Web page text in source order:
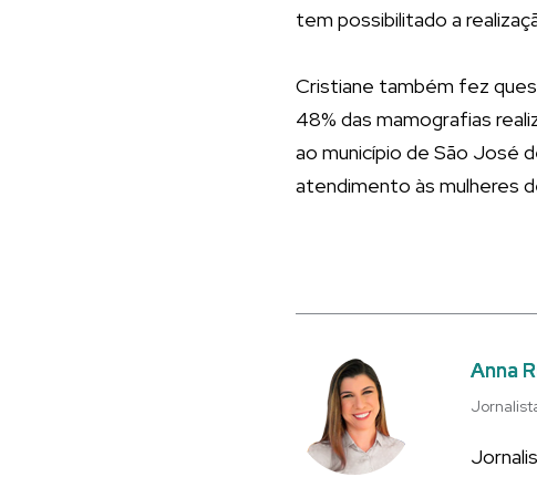
tem possibilitado a
Cristiane também fez
48% das mamografias
ao município de São José
atendimento às mulheres
Anna